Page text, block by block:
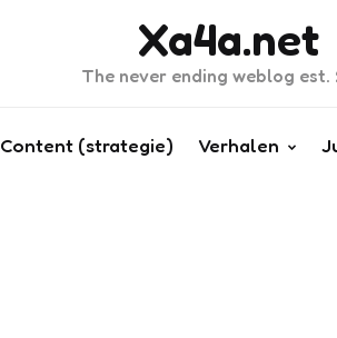
Xa4a.net
The never ending weblog est.
Content (strategie) Verhalen